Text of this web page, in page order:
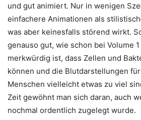
und gut animiert. Nur in wenigen
einfachere Animationen als
was aber keinesfalls störend wirkt.
genauso gut, wie schon bei Volume
merkwürdig ist, dass Zellen und
können und die Blutdarstellungen
Menschen vielleicht etwas zu viel
Zeit gewöhnt man sich daran, auch
nochmal ordentlich zugelegt wurde.